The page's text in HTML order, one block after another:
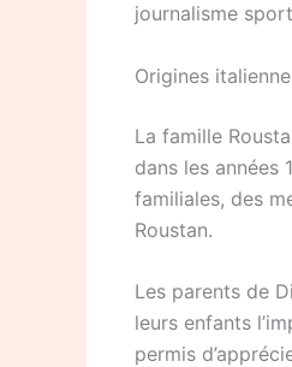
journalisme
Origines
La famille
dans les
familiales, des
Roustan.
Les parents de
leurs enfants
permis